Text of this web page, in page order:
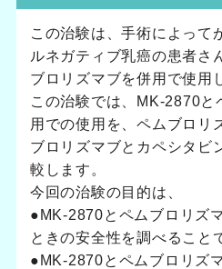
この治験は、手術によって
ルネガティブ乳癌の患者さ
ブロリズマブを併用で使用
この治験では、MK-2870と
用での使用を、ペムブロリ
ブロリズマブとカペシタビ
較します。
今回の治験の目的は、
●MK-2870とペムブロリズ
ときの安全性を調べること
●MK-2870とペムブロリズ